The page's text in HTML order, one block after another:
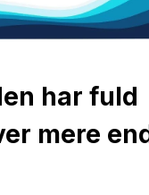
har fuld
mere